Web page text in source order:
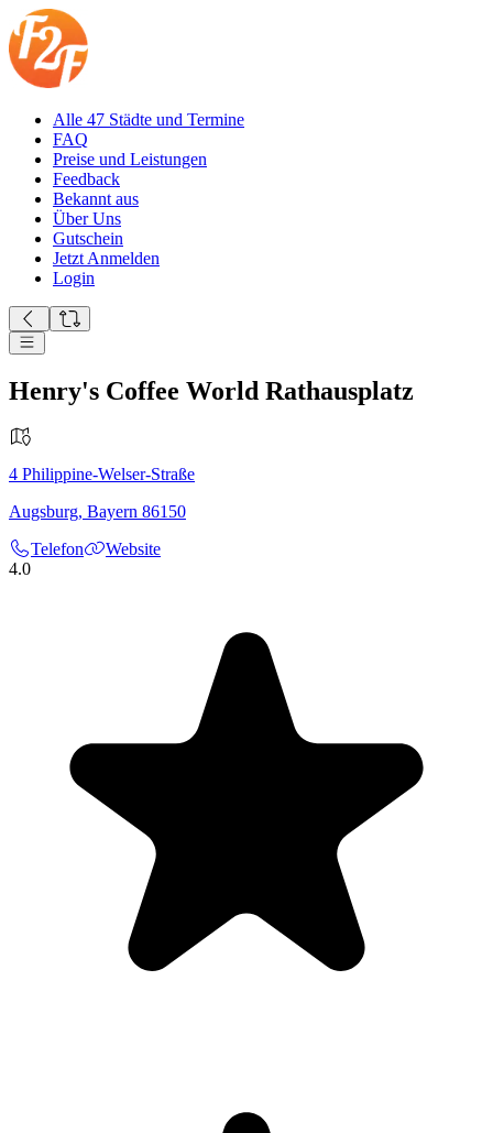
Alle 47 Städte und Termine
FAQ
Preise und Leistungen
Feedback
Bekannt aus
Über Uns
Gutschein
Jetzt Anmelden
Login
Henry's Coffee World Rathausplatz
4 Philippine-Welser-Straße
Augsburg, Bayern 86150
Telefon
Website
4.0